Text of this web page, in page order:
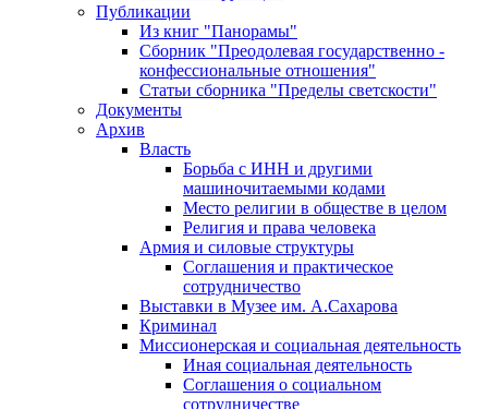
Публикации
Из книг "Панорамы"
Сборник "Преодолевая государственно -
конфессиональные отношения"
Статьи сборника "Пределы светскости"
Документы
Архив
Власть
Борьба с ИНН и другими
машиночитаемыми кодами
Место религии в обществе в целом
Религия и права человека
Армия и силовые структуры
Соглашения и практическое
сотрудничество
Выставки в Музее им. А.Сахарова
Криминал
Миссионерская и социальная деятельность
Иная социальная деятельность
Соглашения о социальном
сотрудничестве